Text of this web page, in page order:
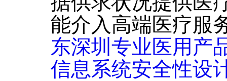
能介入高端医疗服
东深圳专业医用产
信息系统安全性设